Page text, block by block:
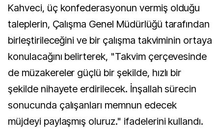
Kahveci, üç konfederasyonun vermiş olduğu
taleplerin, Çalışma Genel Müdürlüğü tarafından
birleştirileceğini ve bir çalışma takviminin ortaya
konulacağını belirterek, "Takvim çerçevesinde
de müzakereler güçlü bir şekilde, hızlı bir
şekilde nihayete erdirilecek. İnşallah sürecin
sonucunda çalışanları memnun edecek
müjdeyi paylaşmış oluruz." ifadelerini kullandı.